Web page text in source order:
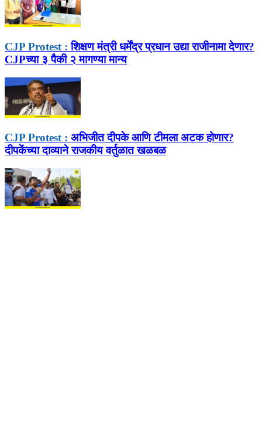
CJP Protest : शिक्षण मंत्री धर्मेंद्र प्रधान उद्या राजीनामा देणार?
CJPच्या ३ पैकी २ मागण्या मान्य
CJP Protest : अभिजीत दीपके आणि टीमला अटक होणार?
दीपकेंच्या दाव्याने राजकीय वर्तुळात खळबळ